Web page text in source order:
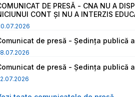
DE PRESĂ - CNA NU A
CONT ȘI NU A INTERZIS
de presă - Ședința publică
de presă - Ședința publică